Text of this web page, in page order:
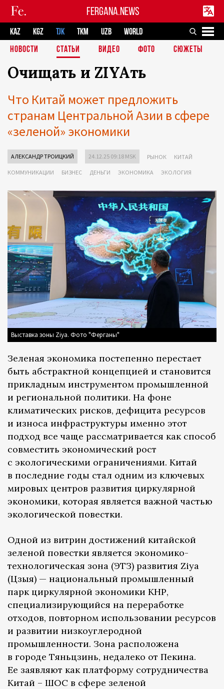
FERGANA.NEWS
KAZ KGZ TJK TKM UZB
WORLD
НОВОСТИ
СТАТЬИ ВИДЕО ФОТО СЮЖЕТЫ
Очищать и ZIYAть
Что Китай может предложить
странам Центральной Азии в сфере
«зеленой» экономики
АЛЕКСАНДР ТРОИЦКИЙ 24.12.25 09:18 MSK РЫНОК КИТАЙ
КОММУНИКАЦИИ БИЗНЕС ДЕНЬГИ ЭКОНОМИКА ЭКОЛОГИЯ
Выставка зоны Ziya. Фото "Ферганы"
Зеленая экономика постепенно перестает
быть абстрактной концепцией и становится
прикладным инструментом промышленной
и региональной политики. На фоне
климатических рисков, дефицита ресурсов
и износа инфраструктуры именно этот
подход все чаще рассматривается как способ
совместить экономический рост
с экологическими ограничениями. Китай
в последние годы стал одним из ключевых
мировых центров развития циркулярной
экономики, которая является важной частью
экологической повестки.
Одной из витрин достижений китайской
зеленой повестки является экономико-
технологическая зона (ЭТЗ) развития Ziya
(Цзыя) — национальный промышленный
парк циркулярной экономики КНР,
специализирующийся на переработке
отходов, повторном использовании ресурсов
и развитии низкоуглеродной
промышленности. Зона расположена
в городе Тяньцзинь, недалеко от Пекина.
Ее заявляют как платформу сотрудничества
Китай – ШОС в сфере зеленой